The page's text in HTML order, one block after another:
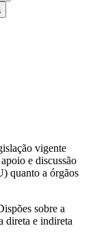
vigente
e discussão
quanto a órgãos
sobre a
direta e indireta